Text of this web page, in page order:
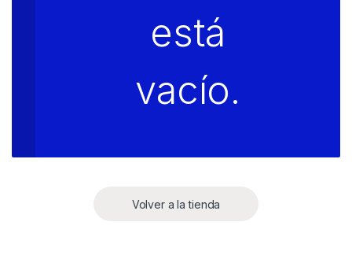
está
vacío.
Volver a la tienda